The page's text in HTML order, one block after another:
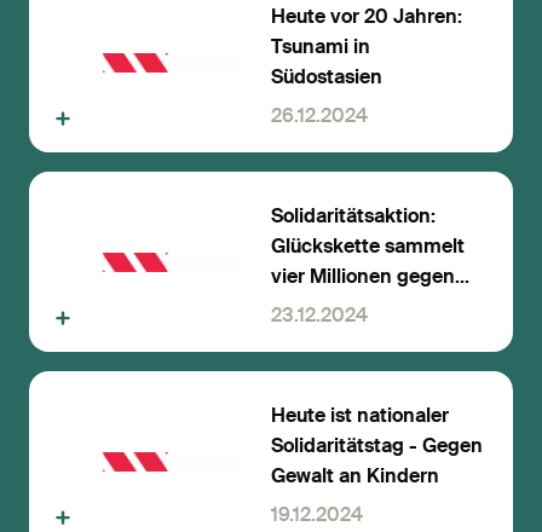
Heute vor 20 Jahren:
Tsunami in
Südostasien
26.12.2024
Solidaritätsaktion:
Glückskette sammelt
vier Millionen gegen
Gewalt an Kindern
23.12.2024
Heute ist nationaler
Solidaritätstag - Gegen
Gewalt an Kindern
19.12.2024